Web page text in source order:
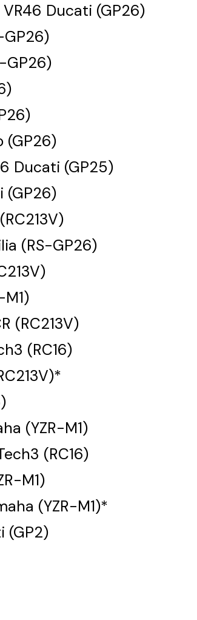
Ducati (GP26)
GP26)
(GP26)
Ducati (GP25)
(GP26)
(RS-GP26)
(RC213V)
(RC16)
(YZR-M1)
(RC16)
M1)
(YZR-M1)*
(GP2)